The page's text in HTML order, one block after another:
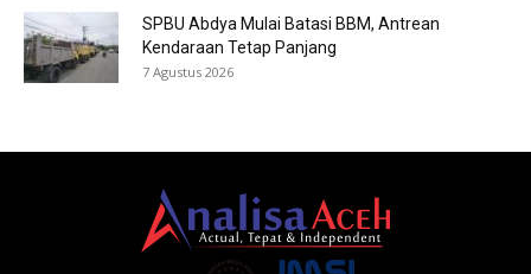
SPBU Abdya Mulai Batasi BBM, Antrean
Kendaraan Tetap Panjang
7 Agustus 2026